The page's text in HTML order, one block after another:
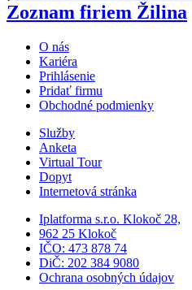
Zoznam firiem Žilina
O nás
Kariéra
Prihlásenie
Pridať firmu
Obchodné podmienky
Služby
Anketa
Virtual Tour
Dopyt
Internetová stránka
Iplatforma s.r.o. Klokoč 28,
962 25 Klokoč
IČO: 473 878 74
DiČ: 202 384 9080
Ochrana osobných údajov